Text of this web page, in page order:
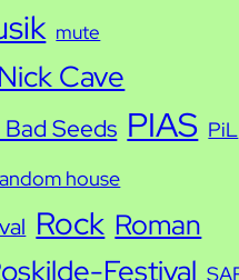
mute
Nick Cave
Seeds PIAS PiL
house
Rock Roman
Festival